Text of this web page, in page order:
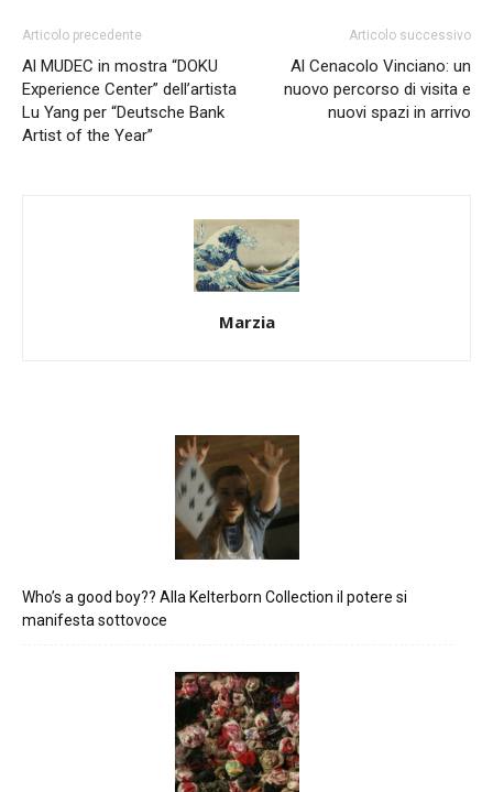
Articolo precedente
Al MUDEC in mostra “DOKU
Experience Center” dell’artista
Lu Yang per “Deutsche Bank
Artist of the Year”
Articolo successivo
Al Cenacolo Vinciano: un
nuovo percorso di visita e
nuovi spazi in arrivo
Marzia
Who’s a good boy?? Alla Kelterborn Collection il potere si
manifesta sottovoce